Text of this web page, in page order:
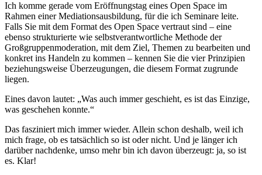
Ich komme gerade vom Eröffnungstag eines Open Space im
Rahmen einer Mediationsausbildung, für die ich Seminare leite.
Falls Sie mit dem Format des Open Space vertraut sind – eine
ebenso strukturierte wie selbstverantwortliche Methode der
Großgruppenmoderation, mit dem Ziel, Themen zu bearbeiten und
konkret ins Handeln zu kommen – kennen Sie die vier Prinzipien
beziehungsweise Überzeugungen, die diesem Format zugrunde
liegen.
Eines davon lautet: „Was auch immer geschieht, es ist das Einzige,
was geschehen konnte.“
Das fasziniert mich immer wieder. Allein schon deshalb, weil ich
mich frage, ob es tatsächlich so ist oder nicht. Und je länger ich
darüber nachdenke, umso mehr bin ich davon überzeugt: ja, so ist
es. Klar!